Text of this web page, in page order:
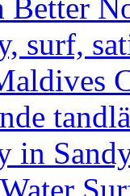
Better
surf,
in